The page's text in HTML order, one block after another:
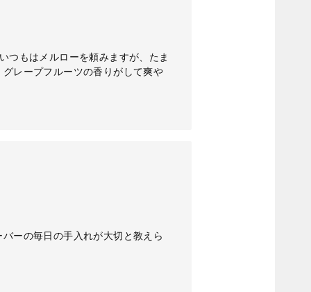
つもはメルローを頼みますが、たま
レープフルーツの香りがして爽や
ーの毎日の手入れが大切と教えら